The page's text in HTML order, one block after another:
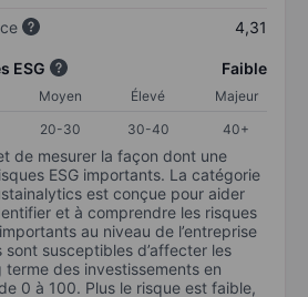
4,31
ESG Faible
Moyen Élevé
Majeur
20-30 30-40 40+
de mesurer la façon dont une
ESG importants. La catégorie
est conçue pour aider
et à comprendre les risques
au niveau de l’entreprise
susceptibles d’affecter les
des investissements en
0 à 100. Plus le risque est faible,